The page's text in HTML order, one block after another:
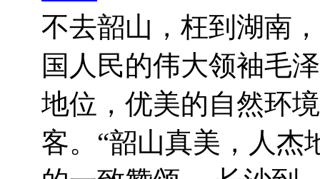
不去韶山，枉到湖南
国人民的伟大领袖毛
地位，优美的自然环
客。“韶山真美，人杰